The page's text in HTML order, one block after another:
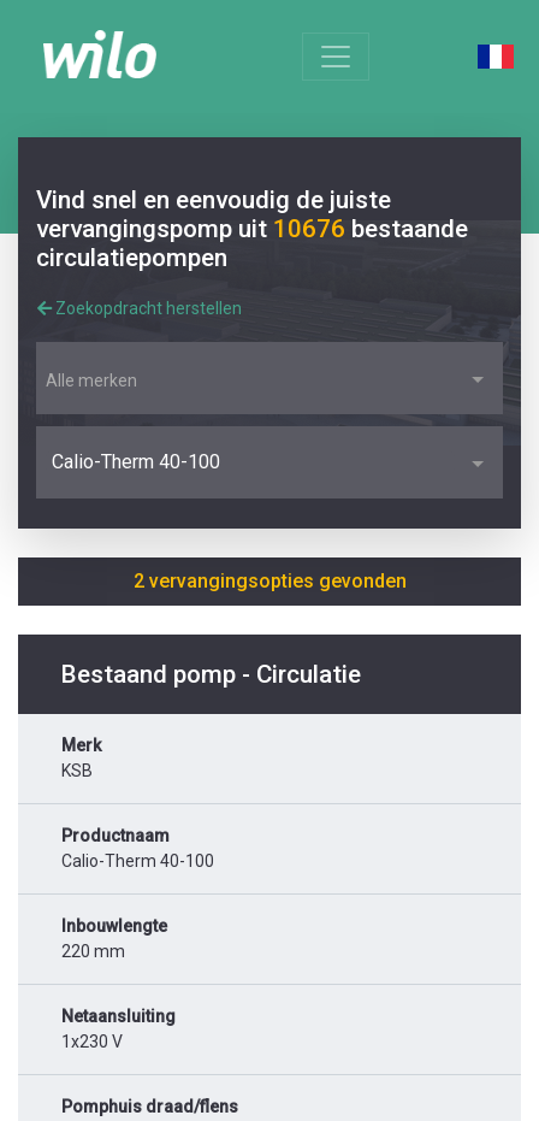
Vind snel en eenvoudig de juiste
vervangingspomp uit 10676 bestaande
circulatiepompen
Zoekopdracht herstellen
Alle merken
Calio-Therm 40-100
2 vervangingsopties gevonden
Bestaand pomp - Circulatie
Merk
KSB
Productnaam
Calio-Therm 40-100
Inbouwlengte
220 mm
Netaansluiting
1x230 V
Pomphuis draad/flens